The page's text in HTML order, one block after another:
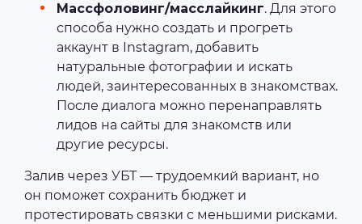
Массфоловинг/масслайкинг. Для этого
способа нужно создать и прогреть
аккаунт в Instagram, добавить
натуральные фотографии и искать
людей, заинтересованных в знакомствах.
После диалога можно перенаправлять
лидов на сайты для знакомств или
другие ресурсы.
Залив через УБТ — трудоемкий вариант, но
он поможет сохранить бюджет и
протестировать связки с меньшими рисками.